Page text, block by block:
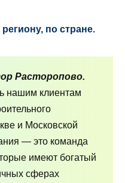
по стране.
Расторопово.
нашим клиентам
и Московской
— это команда
имеют богатый
сферах